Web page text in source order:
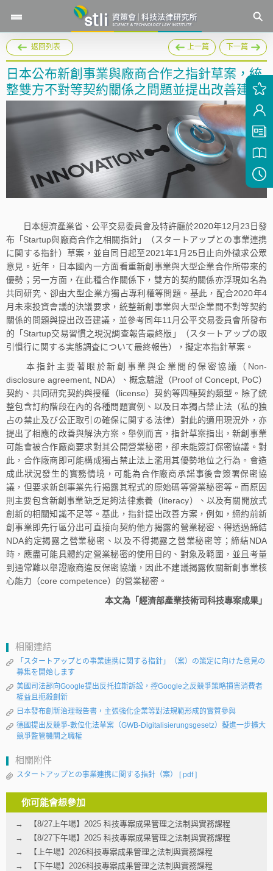
返回列表 上一篇 下一篇
日本公布新創事業與廠商合作之指針草案，統
整雙方不對等契約關係之問題並提出改善建議
日本經濟產業省、公平交易委員會及特許廳於2020年12月23日發
布「Startup與廠商合作之相關指針」（スタートアップとの事業連携
に関する指針）草案，並自同日起至2021年1月25日止向外徵求公眾
意見。近年，日本國內一方面看重新創事業與大型企業合作所帶來的
優勢；另一方面，在此種合作關係下，雙方的契約關係亦浮現如名為
共同研究、卻由大型企業方獨占專利權等問題。基此，配合2020年4
月未來投資會議的決議要求，統整新創事業與大型企業間不對等契約
關係的問題與提出改善建議，並參考同年11月公平交易委員會所發布
的「Startup交易習慣之現況調查報告最終版」（スタートアップの取
引慣行に関する実態調査について最終報告），擬定本指針草案。
本指針主要著眼於新創事業與企業間的保密協議（Non-
disclosure agreement, NDA）、概念驗證（Proof of Concept, PoC）
契約、共同研究契約與授權（license）契約等四種契約類型。除了統
整包含訂約階段在內的各種問題實例、以及日本獨占禁止法（私的独
占の禁止及び公正取引の確保に関する法律）對此的適用現況外，亦
提出了相應的改善與解決方案。舉例而言，指針草案指出，新創事業
可能會被合作廠商要求對其公開營業秘密，卻未能簽訂保密協議。對
此，合作廠商即可能構成獨占禁止法上濫用其優勢地位之行為。會造
成此狀況發生的實務情境，可能為合作廠商承諾事後會簽署保密協
議，但要求新創事業先行揭露其程式的原始碼等營業秘密等。而原因
則主要包含新創事業缺乏足夠法律素養（literacy）、以及有關開放式
創新的相關知識不足等。基此，指針提出改善方案，例如，締約前新
創事業即先行區分出可直接向契約他方揭露的營業秘密、得透過締結
NDA約定揭露之營業秘密、以及不得揭露之營業秘密等；締結NDA
時，應盡可能具體約定營業秘密的使用目的、對象及範圍，並且考量
到通常難以舉證廠商違反保密協議，因此不建議揭露攸關新創事業核
心能力（core competence）的營業秘密。
本文為「經濟部產業技術司科技專案成果」
相關連結
「スタートアップとの事業連携に関する指針」（案）の策定に向けた意見の
募集を開始します
美國司法部向Google提出反托拉斯訴訟，控Google之反競爭策略損害消費者
權益且扼殺創新
日本發布創新治理報告書，主張強化企業等對法規範形成的實質參與
德國提出反競爭-數位化法草案（GWB-Digitalisierungsgesetz）擬進一步擴大
競爭監管機關之職權
相關附件
スタートアップとの事業連携に関する指針（案） [ pdf ]
你可能會想參加
【8/27上午場】2025 科技專案成果管理之法制與實務課程
【8/27下午場】2025 科技專案成果管理之法制與實務課程
【上午場】2026科技專案成果管理之法制與實務課程
【下午場】2026科技專案成果管理之法制與實務課程